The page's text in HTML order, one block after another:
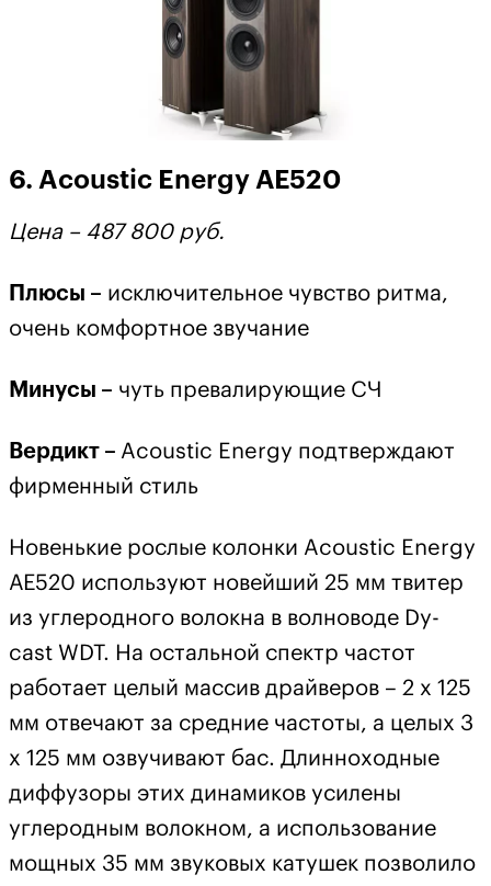
6. Acoustic Energy АЕ520
Цена – 487 800 руб.
Плюсы – исключительное чувство ритма,
очень комфортное звучание
Минусы – чуть превалирующие СЧ
Вердикт – Acoustic Energy подтверждают
фирменный стиль
Новенькие рослые колонки Acoustic Energy
АЕ520 используют новейший 25 мм твитер
из углеродного волокна в волноводе Dy-
cast WDT. На остальной спектр частот
работает целый массив драйверов – 2 х 125
мм отвечают за средние частоты, а целых 3
х 125 мм озвучивают бас. Длинноходные
диффузоры этих динамиков усилены
углеродным волокном, а использование
мощных 35 мм звуковых катушек позволило